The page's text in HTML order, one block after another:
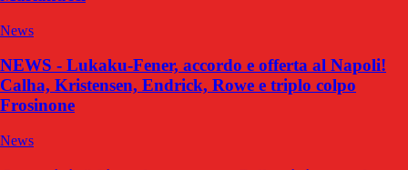
News
NEWS - Lukaku-Fener, accordo e offerta al Napoli!
Calha, Kristensen, Endrick, Rowe e triplo colpo
Frosinone
News